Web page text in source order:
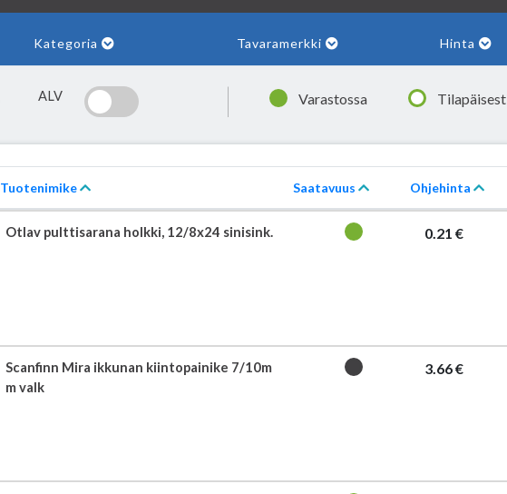
Kategoria Tavaramerkki Hinta
ALV | Varastossa
Tuotenimike Saatavuus Ohjehinta
Otlav pulttisarana holkki, 12/8x24 sinisink. 0.21 €
Scanfinn Mira ikkunan kiintopainike 7/10m
m valk
3.66 €